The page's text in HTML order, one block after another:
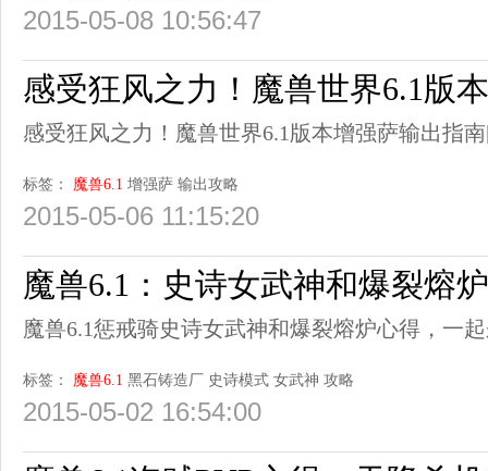
2015-05-08 10:56:47
感受狂风之力！魔兽世界6.1版
感受狂风之力！魔兽世界6.1版本增强萨输出指南
标签： 魔兽6.1 增强萨 输出攻略
2015-05-06 11:15:20
魔兽6.1：史诗女武神和爆裂熔
魔兽6.1惩戒骑史诗女武神和爆裂熔炉心得，一
标签： 魔兽6.1 黑石铸造厂 史诗模式 女武神 攻略
2015-05-02 16:54:00